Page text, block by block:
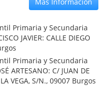
Primaria y Secundaria
JAVIER: CALLE DIEGO
Primaria y Secundaria
ARTESANO: C/ JUAN DE
VEGA, S/N., 09007 Burgos